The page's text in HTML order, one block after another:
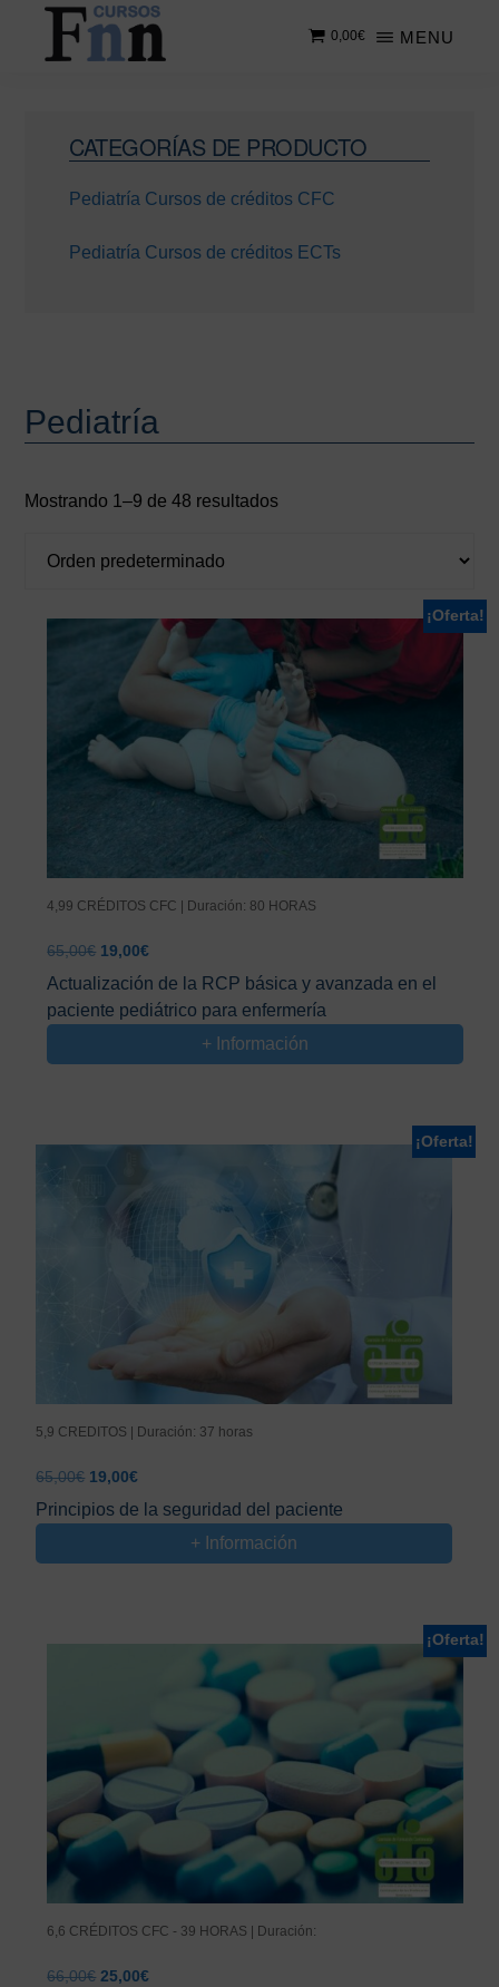
Saltar
contenido
Saltar
cursos
online
MENU
0,00€
Pediatría
Mostrando 1–9 de 48 resultados
¡Oferta!
4,99 CRÉDITOS CFC | Duración: 80 HORAS
65,00€ El
precio
original
era:
19,00€El
precio
actual
es:
Actualización de la RCP básica y avanzada en el
paciente pediátrico para enfermería
+ Información
¡Oferta!
5,9 CREDITOS | Duración: 37 horas
65,00€ El
original
65,00€.
19,00€El
actual
19,00€.
Principios de la seguridad del paciente
+ Información
¡Oferta!
6,6 CRÉDITOS CFC - 39 HORAS | Duración:
66,00€ El
25,00€El
Barra
lateral
principal
CATEGORÍAS DE PRODUCTO
Pediatría Cursos de créditos CFC
Pediatría Cursos de créditos ECTs